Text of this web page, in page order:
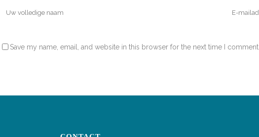
Save my name, email, and website in this browser for the next time I comment.